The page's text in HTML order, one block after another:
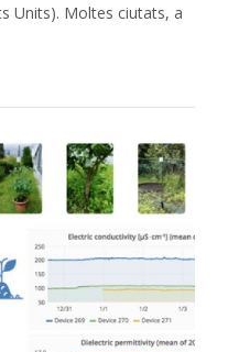
Units). Moltes ciutats, a